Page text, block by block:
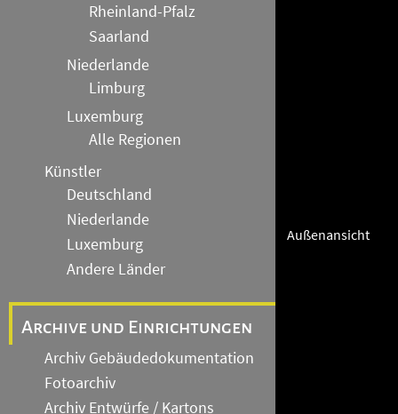
Rheinland-Pfalz
Saarland
Niederlande
Limburg
Luxemburg
Alle Regionen
Künstler
Deutschland
Niederlande
Luxemburg
Andere Länder
Archive und Einrichtungen
Archiv Gebäudedokumentation
Fotoarchiv
Archiv Entwürfe / Kartons
Außenansicht